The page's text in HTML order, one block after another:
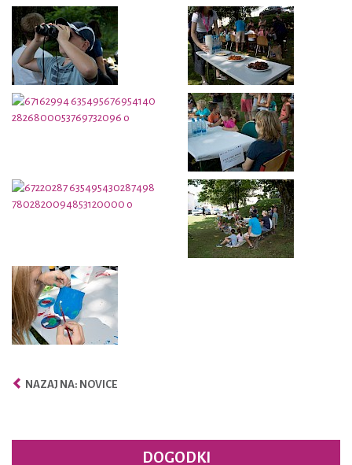
NAZAJ NA: NOVICE
DOGODKI